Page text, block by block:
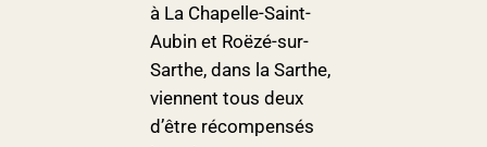
à La Chapelle-Saint-
Aubin et Roëzé-sur-
Sarthe, dans la Sarthe,
viennent tous deux
d’être récompensés